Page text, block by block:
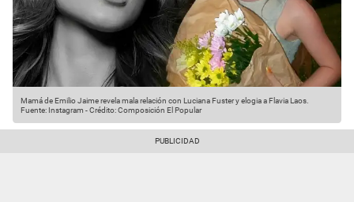
Mamá de Emilio Jaime revela mala relación con Luciana Fuster y elogia a Flavia Laos.
Fuente: Instagram -Crédito: Composición El Popular